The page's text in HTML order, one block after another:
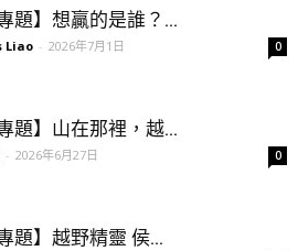
題】想贏的是誰？...
Liao - 2026年7月1日 0
題】山在那裡，越...
- 2026年6月27日 0
題】越野精靈 侯...